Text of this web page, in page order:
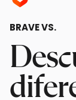
BRAVE VS.